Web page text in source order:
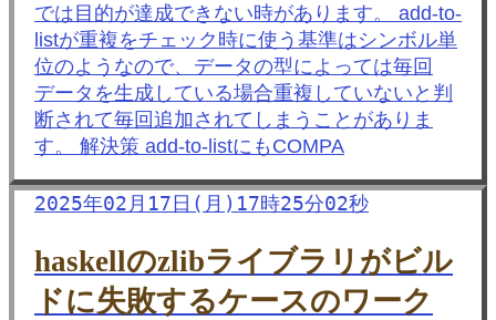
では目的が達成できない時があります。 add-to-
listが重複をチェック時に使う基準はシンボル単
位のようなので、データの型によっては毎回
データを生成している場合重複していないと判
断されて毎回追加されてしまうことがありま
す。 解決策 add-to-listにもCOMPA
2025年02月17日(月)17時25分02秒
haskellのzlibライブラリがビル
ドに失敗するケースのワーク